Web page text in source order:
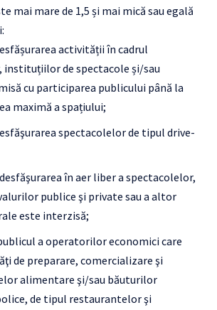
mai mare de 1,5 și mai mică sau egală
activității în cadrul
de spectacole și/sau
cu participarea publicului până la
maximă a spațiului;
spectacolelor de tipul drive-
în aer liber a spectacolelor,
publice şi private sau a altor
este interzisă;
a operatorilor economici care
de preparare, comercializare şi
alimentare şi/sau băuturilor
de tipul restaurantelor şi